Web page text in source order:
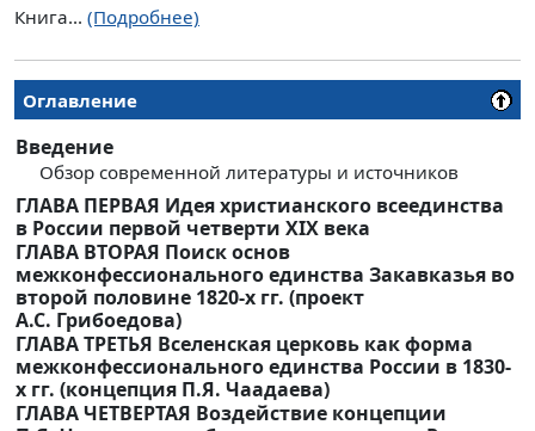
Книга... (Подробнее)
Оглавление
Введение
Обзор современной литературы и источников
ГЛАВА ПЕРВАЯ Идея христианского всеединства
в России первой четверти XIX века
ГЛАВА ВТОРАЯ Поиск основ
межконфессионального единства Закавказья во
второй половине 1820-х гг. (проект
А.С. Грибоедова)
ГЛАВА ТРЕТЬЯ Вселенская церковь как форма
межконфессионального единства России в 1830-
х гг. (концепция П.Я. Чаадаева)
ГЛАВА ЧЕТВЕРТАЯ Воздействие концепции